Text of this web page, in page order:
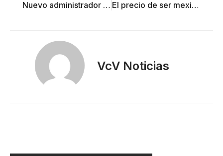
Nuevo administrador del SAT valle de Toluca, con pasado de corrupción El precio de ser mexicano
VcV Noticias